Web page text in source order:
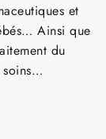
et
Ainsi que
du
soins…